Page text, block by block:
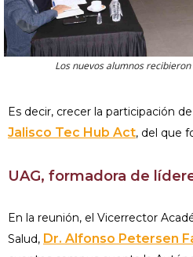
Los nuevos alumnos
Es decir, crecer la participación
Jalisco Tec Hub Act, del que
UAG, formadora de
En la reunión, el Vicerrector
Salud, Dr. Alfonso Petersen